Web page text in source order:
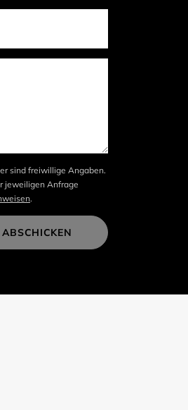
sind freiwillige Angaben.
jeweiligen Anfrage
.
ABSCHICKEN